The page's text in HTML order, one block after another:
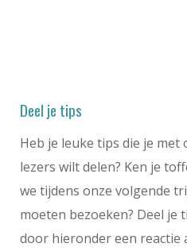
Deel je tips
Heb je leuke tips die je met
lezers wilt delen? Ken je
we tijdens onze volgende
moeten bezoeken? Deel je
door hieronder een reactie